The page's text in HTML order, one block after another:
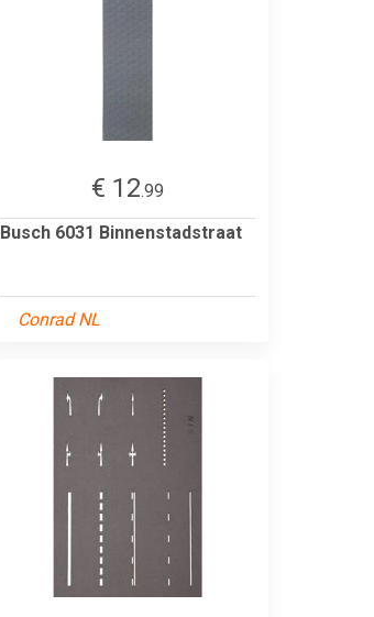
€ 12.99
Busch 6031 Binnenstadstraat
Conrad NL